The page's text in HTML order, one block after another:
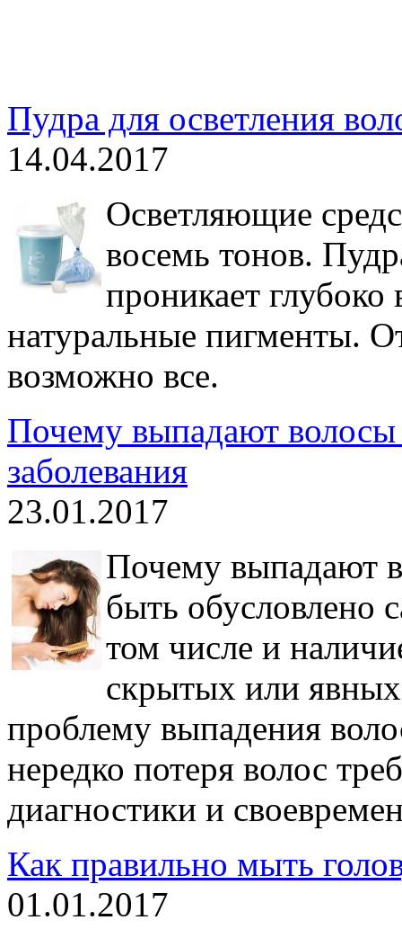
Пудра для осветления
14.04.2017
Осветляющие
восемь тонов.
проникает
натуральные пигменты.
возможно все.
Почему выпадают волосы
заболевания
23.01.2017
Почему выпадают
быть
том числе и
скрытых или
проблему выпадения
нередко потеря волос
диагностики и
Как правильно мыть
01.01.2017